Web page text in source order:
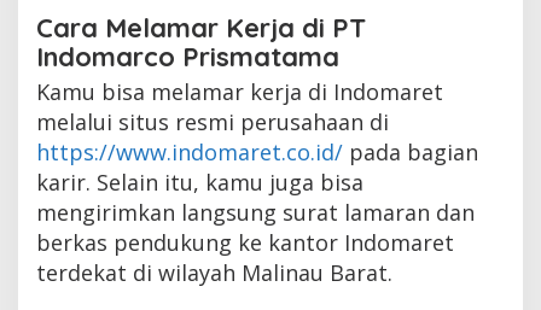
Cara Melamar Kerja di PT
Indomarco Prismatama
Kamu bisa melamar kerja di Indomaret
melalui situs resmi perusahaan di
https://www.indomaret.co.id/ pada bagian
karir. Selain itu, kamu juga bisa
mengirimkan langsung surat lamaran dan
berkas pendukung ke kantor Indomaret
terdekat di wilayah Malinau Barat.